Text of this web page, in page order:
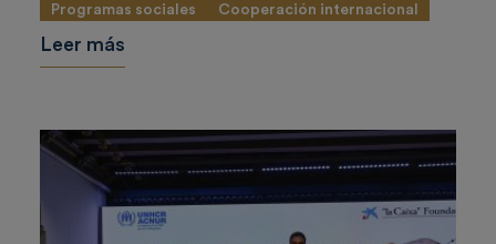
Programas sociales Cooperación internacional
Leer más